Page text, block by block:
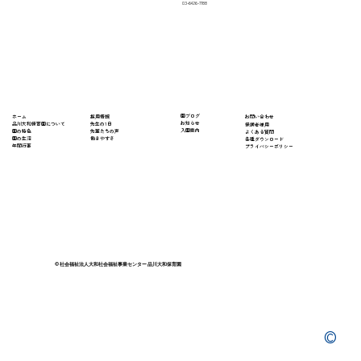
© 社会福祉法人大和社会福祉事業センター 品川大和保育園
​お問い合わせ
保護者様用
よくある質問
​各種ダウンロード
プライバシーポリシー
​園ブログ
お知らせ
入園案内
採用情報
先生の1日
先輩たちの声
働きやすさ
ホーム
​品川大和保育園について
園の特色
園の生活
年間行事
©
03-6426-7788